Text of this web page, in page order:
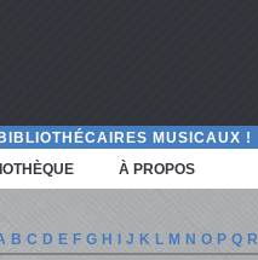
MUSICAUX !
À PROPOS
B C D E F G H I J K L M N O P Q R